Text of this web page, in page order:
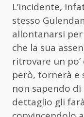
L’incidente,
stesso
allontanarsi per
che la sua
ritrovare un
però, tornerà e
non sapendo di
dettaglio gli